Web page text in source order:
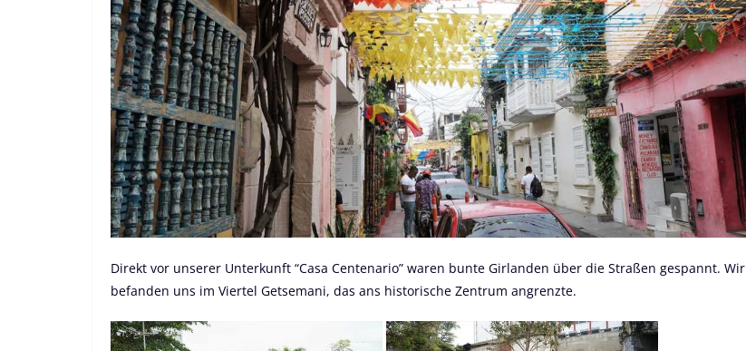
Direkt vor unserer Unterkunft “Casa Centenario” waren bunte Girlanden über die Straßen gespannt. Wir
befanden uns im Viertel Getsemani, das ans historische Zentrum angrenzte.